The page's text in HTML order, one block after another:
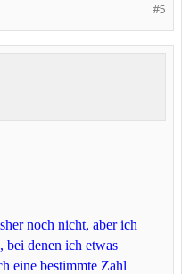
#5
noch nicht, aber ich
bei denen ich etwas
eine bestimmte Zahl